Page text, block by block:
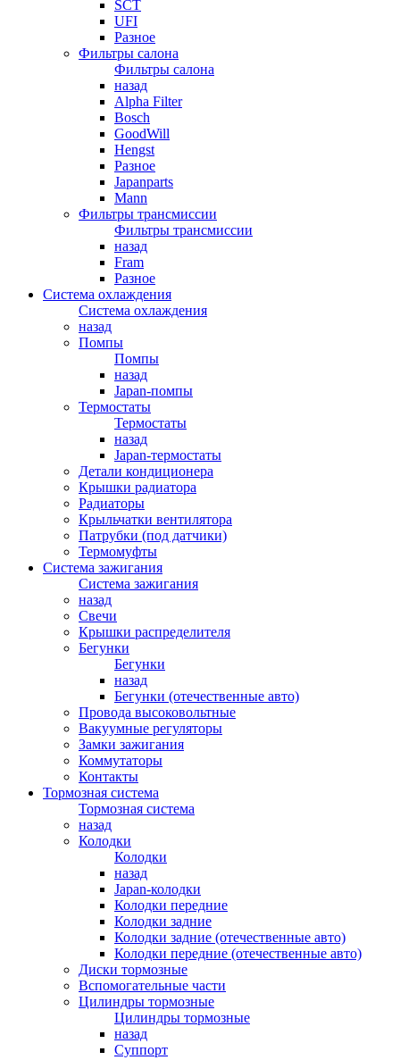
SCT
UFI
Разное
Фильтры салона
Фильтры салона
назад
Alpha Filter
Bosch
GoodWill
Hengst
Разное
Japanparts
Mann
Фильтры трансмиссии
Фильтры трансмиссии
назад
Fram
Разное
Система охлаждения
Система охлаждения
назад
Помпы
Помпы
назад
Japan-помпы
Термостаты
Термостаты
назад
Japan-термостаты
Детали кондиционера
Крышки радиатора
Радиаторы
Крыльчатки вентилятора
Патрубки (под датчики)
Термомуфты
Система зажигания
Система зажигания
назад
Свечи
Крышки распределителя
Бегунки
Бегунки
назад
Бегунки (отечественные авто)
Провода высоковольтные
Вакуумные регуляторы
Замки зажигания
Коммутаторы
Контакты
Тормозная система
Тормозная система
назад
Колодки
Колодки
назад
Japan-колодки
Колодки передние
Колодки задние
Колодки задние (отечественные авто)
Колодки передние (отечественные авто)
Диски тормозные
Вспомогательные части
Цилиндры тормозные
Цилиндры тормозные
назад
Суппорт